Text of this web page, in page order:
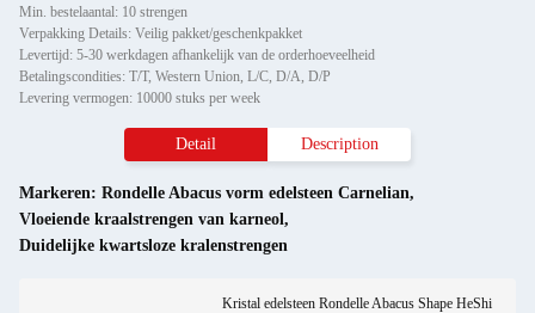
Min. bestelaantal: 10 strengen
Verpakking Details: Veilig pakket/geschenkpakket
Levertijd: 5-30 werkdagen afhankelijk van de orderhoeveelheid
Betalingscondities: T/T, Western Union, L/C, D/A, D/P
Levering vermogen: 10000 stuks per week
Detail Description
Markeren: Rondelle Abacus vorm edelsteen Carnelian,
Vloeiende kraalstrengen van karneol,
Duidelijke kwartsloze kralenstrengen
Kristal edelsteen Rondelle Abacus Shape HeShi